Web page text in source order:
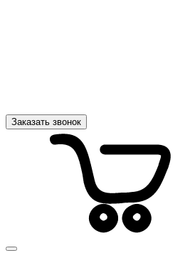
Заказать звонок